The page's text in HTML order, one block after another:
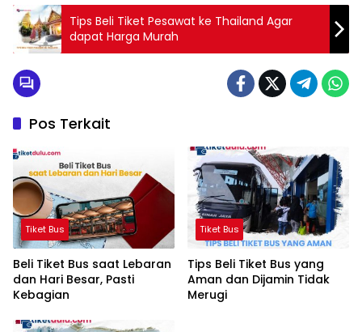
Tips Beli Tiket Pesawat ke Thailand Agar
dapat Harga Murah
Pos Terkait
Tiket Bus
Beli Tiket Bus saat Lebaran
dan Hari Besar, Pasti
Kebagian
Tiket Bus
Tips Beli Tiket Bus yang
Aman dan Dijamin Tidak
Merugi